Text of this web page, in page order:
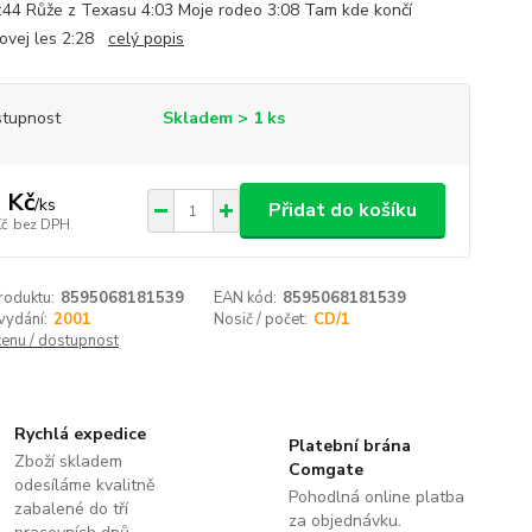
Růže z Texasu 4:03 Moje rodeo 3:08 Tam kde končí
les 2:28 celý popis
Skladem > 1 ks
Kč/ks
bez DPH
Přidat do košíku
8595068181539 EAN kód: 8595068181539
2001 Nosič / počet: CD/1
/ dostupnost
Rychlá expedice
Zboží skladem
odesíláme kvalitně
zabalené do tří
Platební brána
Comgate
Pohodlná online platba
za objednávku.